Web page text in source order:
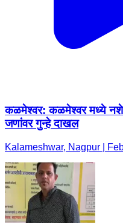
कळमेश्वर: कळमेश्वर मध्ये
जणांवर गुन्हे दाखल
Kalameshwar, Nagpur |